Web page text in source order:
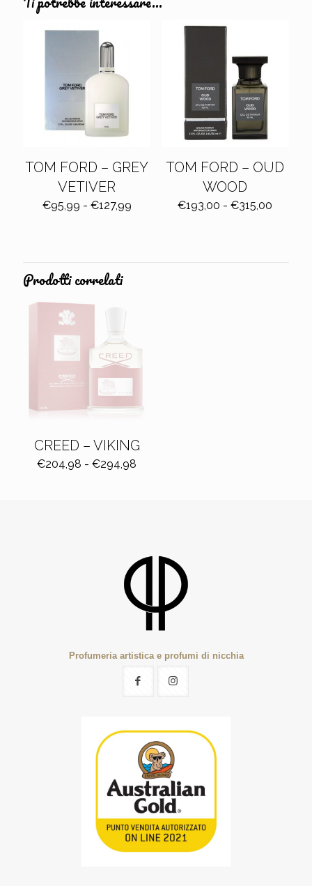
TOM FORD – GREY
VETIVER
€95,99 - €127,99Fascia
TOM FORD – OUD
WOOD
€193,00 - €315,00
Prodotti correlati
CREED – VIKING
€204,98 - €294,98
Profumeria artistica e profumi di nicchia